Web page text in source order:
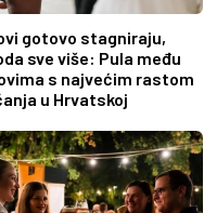
gotovo stagniraju,
sve više: Pula među
s najvećim rastom
u Hrvatskoj